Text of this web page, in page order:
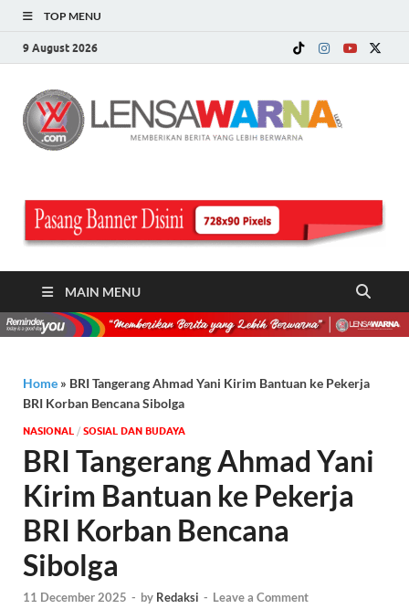
TOP MENU
9 August 2026
MAIN MENU
Home » BRI Tangerang Ahmad Yani Kirim Bantuan ke Pekerja
BRI Korban Bencana Sibolga
NASIONAL / SOSIAL DAN BUDAYA
BRI Tangerang Ahmad Yani
Kirim Bantuan ke Pekerja
BRI Korban Bencana
Sibolga
11 December 2025 - by Redaksi - Leave a Comment